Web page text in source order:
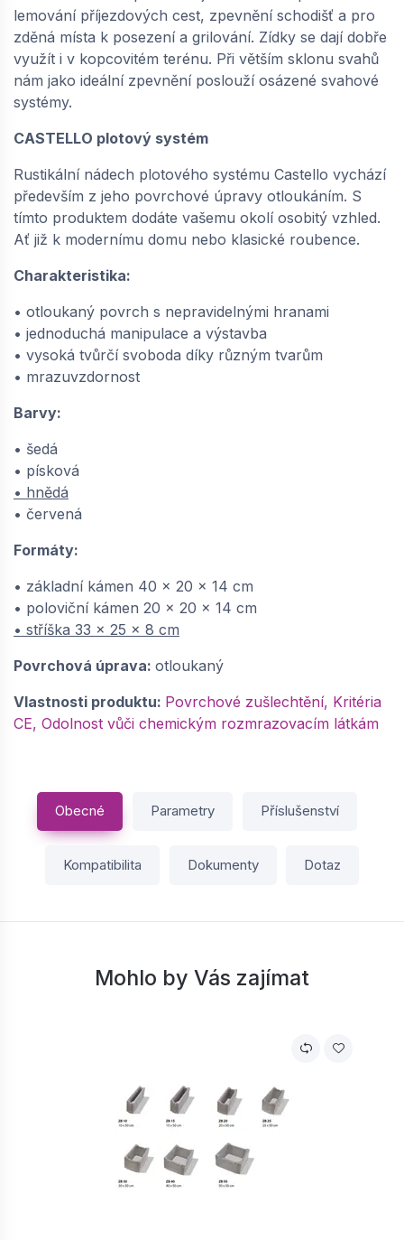
− +
základní kámen 40x20x14 cm, otloukaný
hnědá | 648610434
dodání do cca 6 týdnů
117, Kč / ks
−
lemování příjezdových cest, zpevnění schodišť a pro
zděná místa k posezení a grilování. Zídky se dají dobře
využít i v kopcovitém terénu. Při větším sklonu svahů
nám jako ideální zpevnění poslouží osázené svahové
systémy.
CASTELLO plotový systém
Rustikální nádech plotového systému Castello vychází
především z jeho povrchové úpravy otloukáním. S
tímto produktem dodáte vašemu okolí osobitý vzhled.
Ať již k modernímu domu nebo klasické roubence.
Charakteristika:
• otloukaný povrch s nepravidelnými hranami
• jednoduchá manipulace a výstavba
• vysoká tvůrčí svoboda díky různým tvarům
• mrazuvzdornost
Barvy:
• šedá
• písková
• hnědá
• červená
Formáty:
• základní kámen 40 x 20 x 14 cm
• poloviční kámen 20 x 20 x 14 cm
• stříška 33 x 25 x 8 cm
Povrchová úprava: otloukaný
Vlastnosti produktu: Povrchové zušlechtění, Kritéria
CE, Odolnost vůči chemickým rozmrazovacím látkám
Obecné Parametry Příslušenství
Kompatibilita Dokumenty Dotaz
Mohlo by Vás zajímat